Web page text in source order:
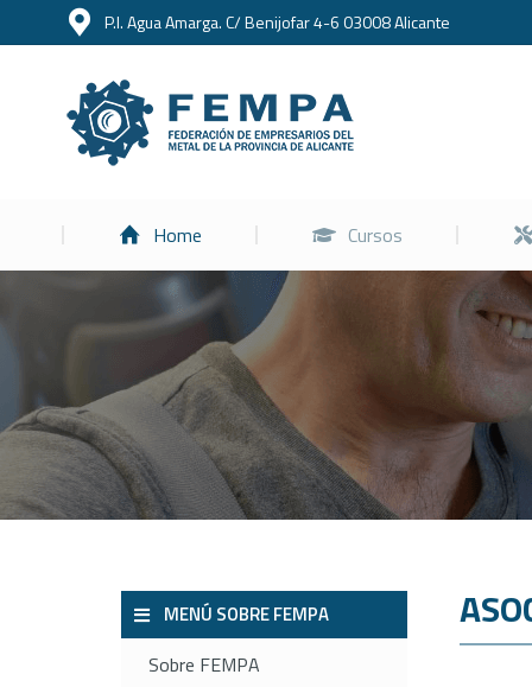
P.I. Agua Amarga. C/ Benijofar 4-6 03008 Alicante
Home Cursos
Estás aquí:
MENÚ SOBRE FEMPA
Sobre FEMPA
Home